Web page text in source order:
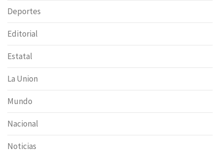
Deportes
Editorial
Estatal
La Union
Mundo
Nacional
Noticias